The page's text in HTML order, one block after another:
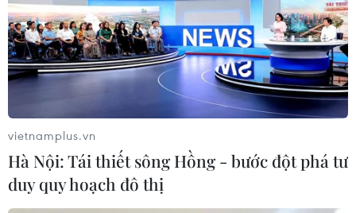
TIN LIÊN QUAN
vietnamplus.vn
Hà Nội: Tái thiết sông Hồng - bước đột phá tư
duy quy hoạch đô thị